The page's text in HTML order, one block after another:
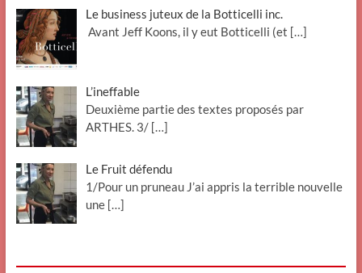
Le business juteux de la Botticelli inc.
Avant Jeff Koons, il y eut Botticelli (et […]
L’ineffable
Deuxième partie des textes proposés par
ARTHES. 3/ […]
Le Fruit défendu
1/Pour un pruneau J’ai appris la terrible nouvelle
une […]